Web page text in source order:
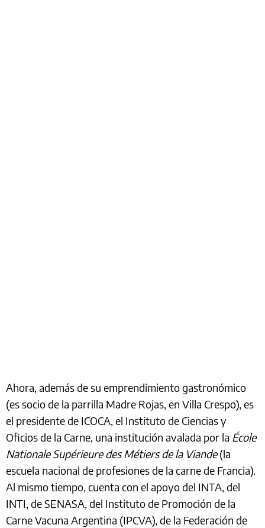
Ahora, además de su emprendimiento gastronómico
(es socio de la parrilla Madre Rojas, en Villa Crespo), es
el presidente de ICOCA, el Instituto de Ciencias y
Oficios de la Carne, una institución avalada por la École
Nationale Supérieure des Métiers de la Viande(la
escuela nacional de profesiones de la carne de Francia).
Al mismo tiempo, cuenta con el apoyo del INTA, del
INTI, de SENASA, del Instituto de Promoción de la
Carne Vacuna Argentina (IPCVA), de la Federación de